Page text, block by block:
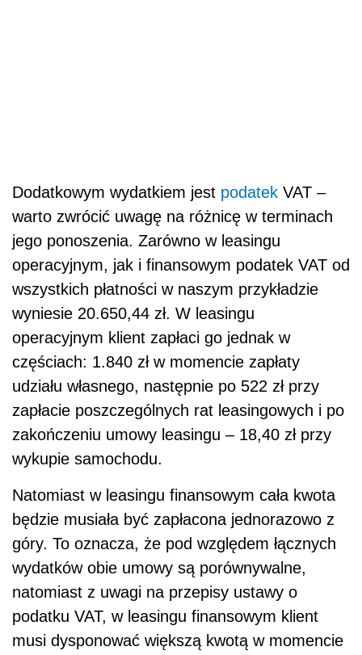
Dodatkowym wydatkiem jest podatek VAT –
warto zwrócić uwagę na różnicę w terminach
jego ponoszenia. Zarówno w leasingu
operacyjnym, jak i finansowym podatek VAT od
wszystkich płatności w naszym przykładzie
wyniesie 20.650,44 zł. W leasingu
operacyjnym klient zapłaci go jednak w
częściach: 1.840 zł w momencie zapłaty
udziału własnego, następnie po 522 zł przy
zapłacie poszczególnych rat leasingowych i po
zakończeniu umowy leasingu – 18,40 zł przy
wykupie samochodu.
Natomiast w leasingu finansowym cała kwota
będzie musiała być zapłacona jednorazowo z
góry. To oznacza, że pod względem łącznych
wydatków obie umowy są porównywalne,
natomiast z uwagi na przepisy ustawy o
podatku VAT, w leasingu finansowym klient
musi dysponować większą kwotą w momencie